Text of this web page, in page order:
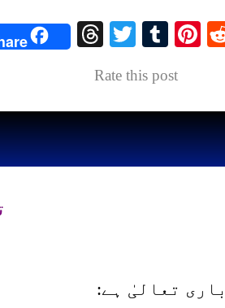
Reddit
Pinterest
Tumblr
Twitter
Rate this post
تعالیٰ ہے: